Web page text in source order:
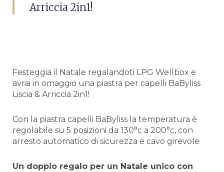
Arriccia 2in1!
Festeggia il Natale regalandoti LPG Wellbox e
avrai in omaggio una piastra per capelli BaByliss
Liscia & Arriccia 2in1!
Con la piastra capelli BaByliss la temperatura è
regolabile su 5 posizioni da 130°c a 200°c, con
arresto automatico di sicurezza e cavo girevole
Un doppio regalo per un Natale unico con